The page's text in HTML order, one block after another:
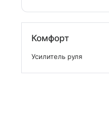
Комфорт
Усилитель руля